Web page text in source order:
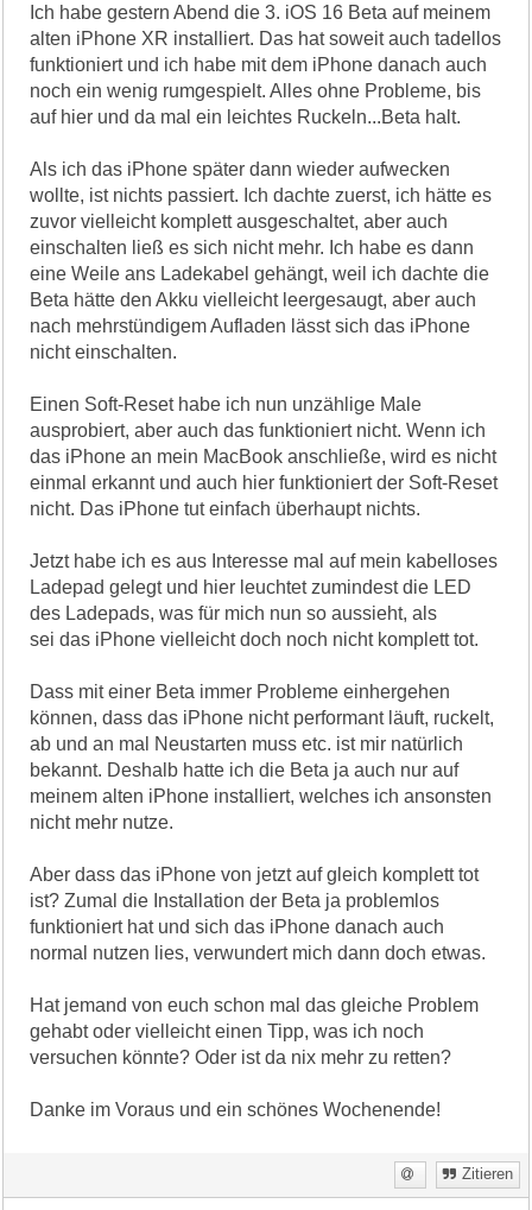
Ich habe gestern Abend die 3. iOS 16 Beta auf meinem
alten iPhone XR installiert. Das hat soweit auch tadellos
funktioniert und ich habe mit dem iPhone danach auch
noch ein wenig rumgespielt. Alles ohne Probleme, bis
auf hier und da mal ein leichtes Ruckeln...Beta halt.
Als ich das iPhone später dann wieder aufwecken
wollte, ist nichts passiert. Ich dachte zuerst, ich hätte es
zuvor vielleicht komplett ausgeschaltet, aber auch
einschalten ließ es sich nicht mehr. Ich habe es dann
eine Weile ans Ladekabel gehängt, weil ich dachte die
Beta hätte den Akku vielleicht leergesaugt, aber auch
nach mehrstündigem Aufladen lässt sich das iPhone
nicht einschalten.
Einen Soft-Reset habe ich nun unzählige Male
ausprobiert, aber auch das funktioniert nicht. Wenn ich
das iPhone an mein MacBook anschließe, wird es nicht
einmal erkannt und auch hier funktioniert der Soft-Reset
nicht. Das iPhone tut einfach überhaupt nichts.
Jetzt habe ich es aus Interesse mal auf mein kabelloses
Ladepad gelegt und hier leuchtet zumindest die LED
des Ladepads, was für mich nun so aussieht, als
sei das iPhone vielleicht doch noch nicht komplett tot.
Dass mit einer Beta immer Probleme einhergehen
können, dass das iPhone nicht performant läuft, ruckelt,
ab und an mal Neustarten muss etc. ist mir natürlich
bekannt. Deshalb hatte ich die Beta ja auch nur auf
meinem alten iPhone installiert, welches ich ansonsten
nicht mehr nutze.
Aber dass das iPhone von jetzt auf gleich komplett tot
ist? Zumal die Installation der Beta ja problemlos
funktioniert hat und sich das iPhone danach auch
normal nutzen lies, verwundert mich dann doch etwas.
Hat jemand von euch schon mal das gleiche Problem
gehabt oder vielleicht einen Tipp, was ich noch
versuchen könnte? Oder ist da nix mehr zu retten?
Danke im Voraus und ein schönes Wochenende!
Zitieren